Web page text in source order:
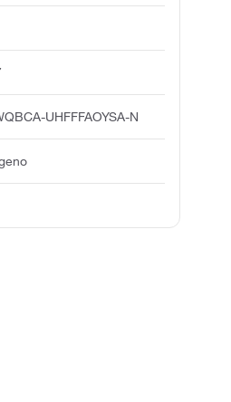
UHFFFAOYSA-N